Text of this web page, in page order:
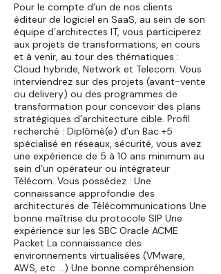
Pour le compte d’un de nos clients
éditeur de logiciel en SaaS, au sein de son
équipe d’architectes IT, vous participerez
aux projets de transformations, en cours
et à venir, au tour des thématiques :
Cloud hybride, Network et Telecom. Vous
interviendrez sur des projets (avant-vente
ou delivery) ou des programmes de
transformation pour concevoir des plans
stratégiques d’architecture cible. Profil
recherché : Diplômé(e) d’un Bac +5
spécialisé en réseaux, sécurité, vous avez
une expérience de 5 à 10 ans minimum au
sein d’un opérateur ou intégrateur
Télécom. Vous possédez : Une
connaissance approfondie des
architectures de Télécommunications Une
bonne maîtrise du protocole SIP Une
expérience sur les SBC Oracle ACME
Packet La connaissance des
environnements virtualisées (VMware,
AWS, etc …) Une bonne compréhension